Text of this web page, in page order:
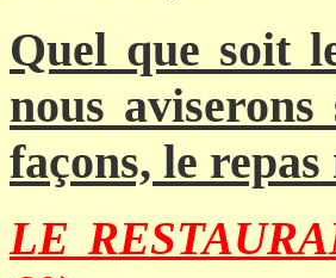
Quel que soit
nous
façons, le
LE